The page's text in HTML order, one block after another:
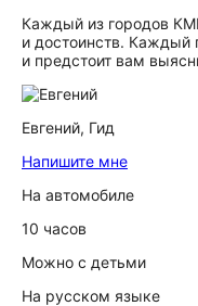
Каждый из городов
и достоинств. Каждый
и предстоит вам
Евгений, Гид
Напишите мне
На автомобиле
10 часов
Можно с детьми
На русском языке